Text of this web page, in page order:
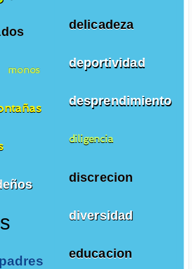
delicadeza
deportividad
desprendimiento
diligencia
discrecion
diversidad
educacion
monos
padres